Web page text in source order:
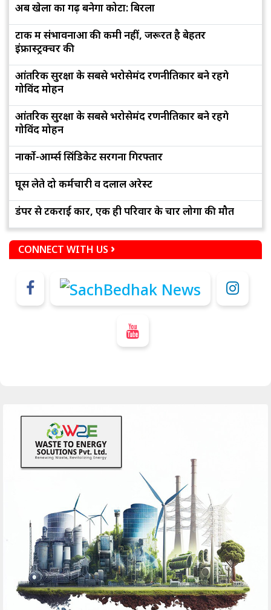
अब खेलों का गढ़ बनेगा कोटा: बिरला
टोंक में संभावनाओं की कमी नहीं, जरूरत है बेहतर
इंफ्रास्ट्रक्चर की
आंतरिक सुरक्षा के सबसे भरोसेमंद रणनीतिकार बने रहेंगे
गोविंद मोहन
आंतरिक सुरक्षा के सबसे भरोसेमंद रणनीतिकार बने रहेंगे
गोविंद मोहन
नार्को-आर्म्स सिंडिकेट सरगना गिरफ्तार
घूस लेते दो कर्मचारी व दलाल अरेस्ट
डंपर से टकराई कार, एक ही परिवार के चार लोगों की मौत
CONNECT WITH US